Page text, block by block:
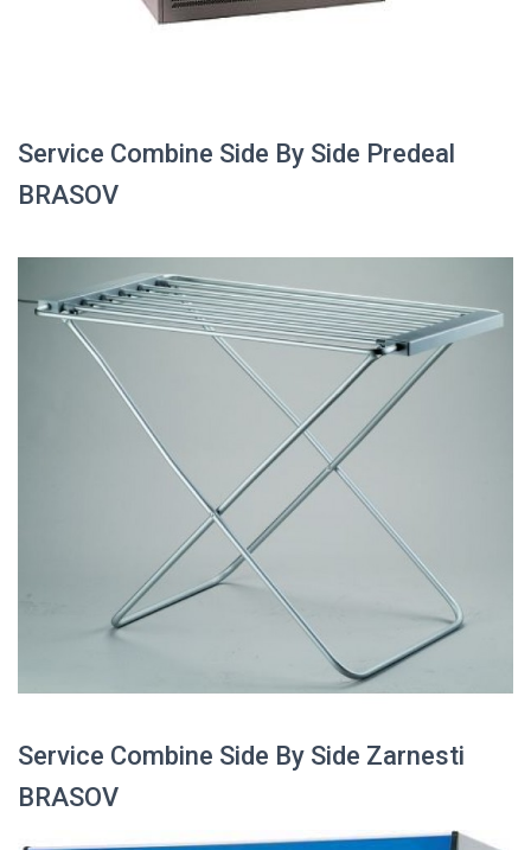
Service Combine Side By Side Predeal
BRASOV
Service Combine Side By Side Zarnesti
BRASOV